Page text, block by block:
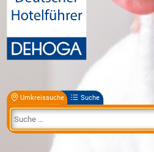
Umkreissuche Suche